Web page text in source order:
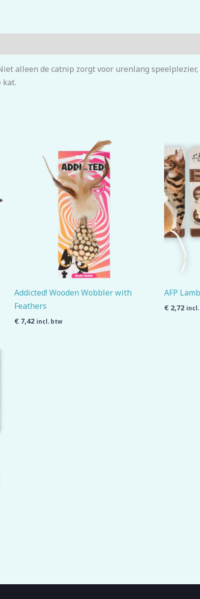
alleen de catnip zorgt voor urenlang
kat.
Addicted! Wooden Wobbler with
Feathers
€ 7,42 incl. btw
AFP
€ 2,72